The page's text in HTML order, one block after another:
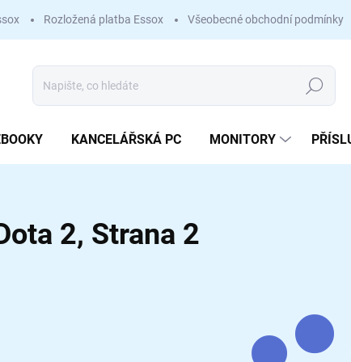
Rozložená platba Essox Všeobecné obchodní podmínky
Hledat
KANCELÁŘSKÁ PC MONITORY
2, Strana 2